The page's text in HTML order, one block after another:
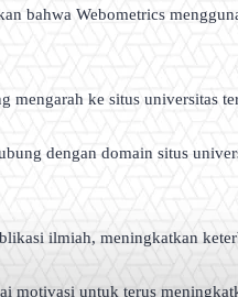
bahwa Webometrics
mengarah ke situs universitas
dengan domain situs
ilmiah, meningkatkan
untuk terus